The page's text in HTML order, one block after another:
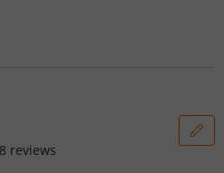
reviews